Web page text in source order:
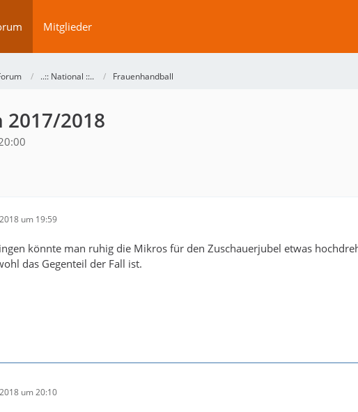
Mitglieder
..:: National ::.. Frauenhandball
2017/2018
um 19:59
könnte man ruhig die Mikros für den Zuschauerjubel etwas
das Gegenteil der Fall ist.
um 20:10